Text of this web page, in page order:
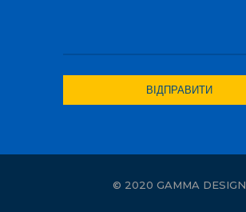
© 2020 GAMMA DESIGN